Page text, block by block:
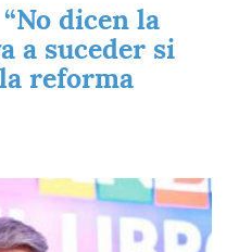
dicen la
a suceder si
reforma